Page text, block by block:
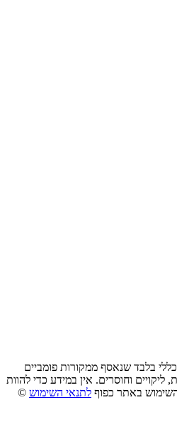
בלבד שנאסף ממקורות פומביים
ליקויים וחוסרים. אין במידע כדי להוות
באתר כפוף לתנאי השימוש ©